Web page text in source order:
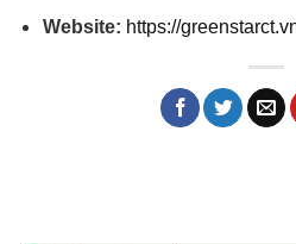
Website: https://